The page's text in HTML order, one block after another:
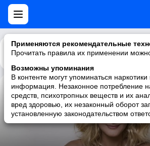
Применяются рекомендательные
Прочитать правила их применении
Возможны упоминания
В контенте могут упоминаться
информация. Незаконное потребление
средств, психотропных веществ и их
вред здоровью, их незаконный оборот
установленную законодательством
Каталог Рекомендации
Fersou San Andras
Natasa Theodoridou